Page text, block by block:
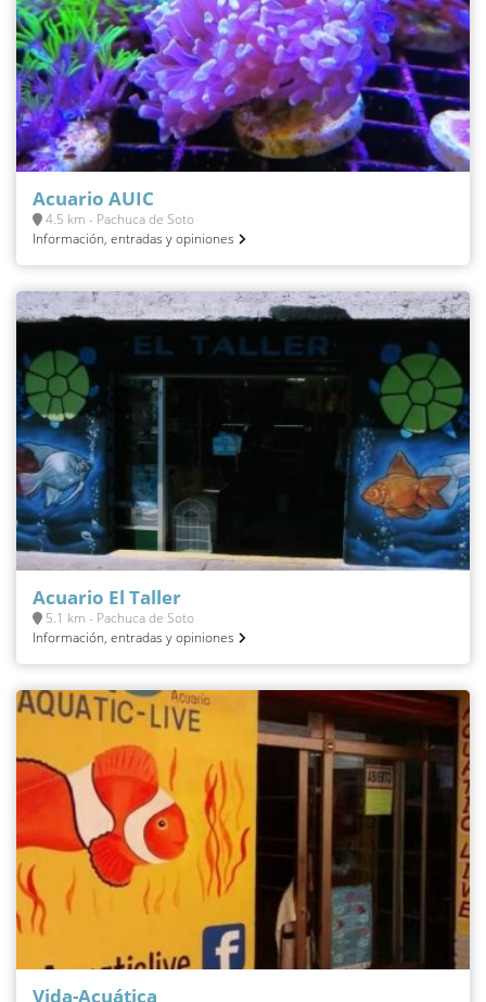
Acuario AUIC
4.5 km - Pachuca de Soto
Información, entradas y opiniones
Acuario El Taller
5.1 km - Pachuca de Soto
Información, entradas y opiniones
Vida-Acuática